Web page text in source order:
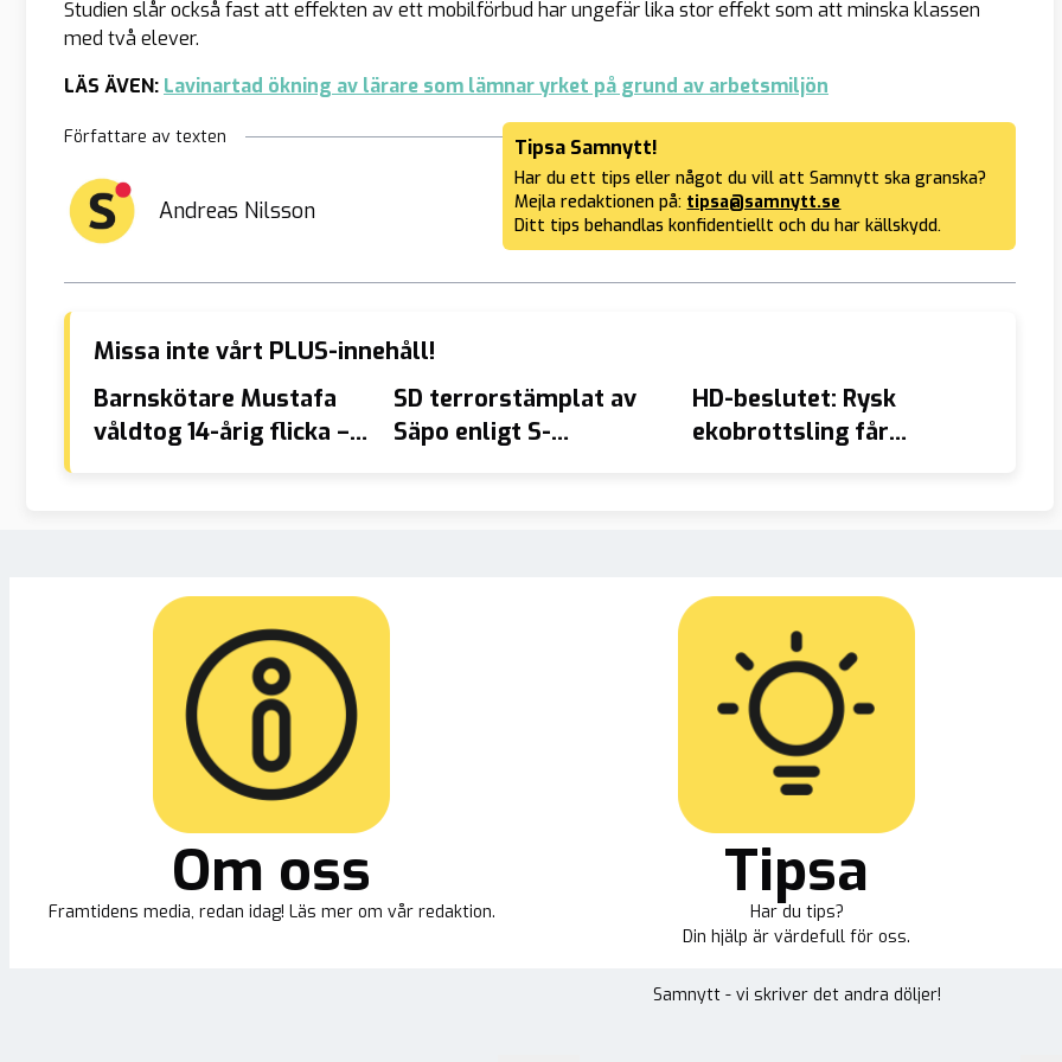
Studien slår också fast att effekten av ett mobilförbud har ungefär lika stor effekt som att minska klassen
med två elever.
LÄS ÄVEN: Lavinartad ökning av lärare som lämnar yrket på grund av arbetsmiljön
Författare av texten
Andreas Nilsson
Tipsa Samnytt!
Har du ett tips eller något du vill att Samnytt ska granska?
Mejla redaktionen på: tipsa@samnytt.se
Ditt tips behandlas konfidentiellt och du har källskydd.
Missa inte vårt PLUS-innehåll!
Barnskötare Mustafa
våldtog 14-årig flicka –
SD terrorstämplat av
Säpo enligt S-
HD-beslutet: Rysk
ekobrottsling får
Om oss
Framtidens media, redan idag! Läs mer om vår redaktion.
Tipsa
Har du tips?
Din hjälp är värdefull för oss.
Samnytt - vi skriver det andra döljer!